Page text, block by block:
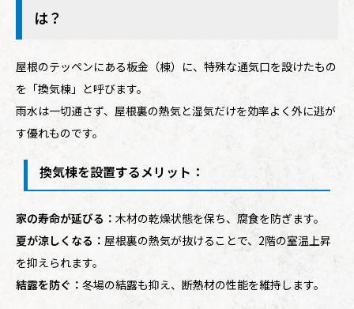
は？
屋根のテッペンにある板金（棟）に、特殊な通気口を設けたもの
を「換気棟」と呼びます。
雨水は一切通さず、屋根裏の熱気と湿気だけを効率よく外に逃が
す優れものです。
換気棟を設置するメリット：
家の寿命が延びる： 木材の乾燥状態を保ち、腐食を防ぎます。
夏が涼しくなる： 屋根裏の熱気が抜けることで、2階の室温上昇
を抑えられます。
結露を防ぐ： 冬場の結露も抑え、断熱材の性能を維持します。